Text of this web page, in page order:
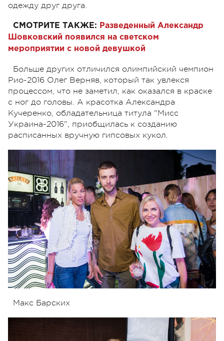
одежду друг друга.
СМОТРИТЕ ТАКЖЕ: Разведенный Александр
Шовковский появился на светском
мероприятии с новой девушкой
Больше других отличился олимпийский чемпион
Рио-2016 Олег Верняв, который так увлекся
процессом, что не заметил, как оказался в краске
с ног до головы. А красотка Александра
Кучеренко, обладательница титула "Мисс
Украина-2016", приобщилась к созданию
расписанных вручную гипсовых кукол.
Макс Барских